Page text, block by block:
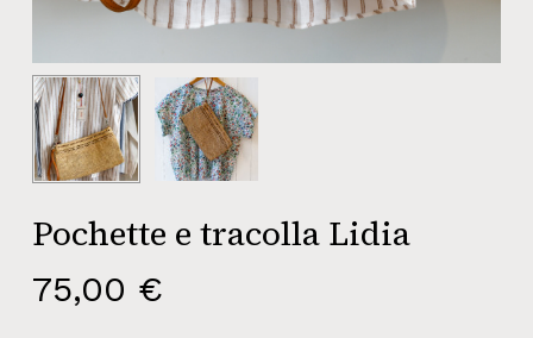
Pochette e tracolla Lidia
75,00 €